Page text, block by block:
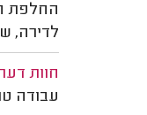
החלפת
לדירה,
חוות
עבודה